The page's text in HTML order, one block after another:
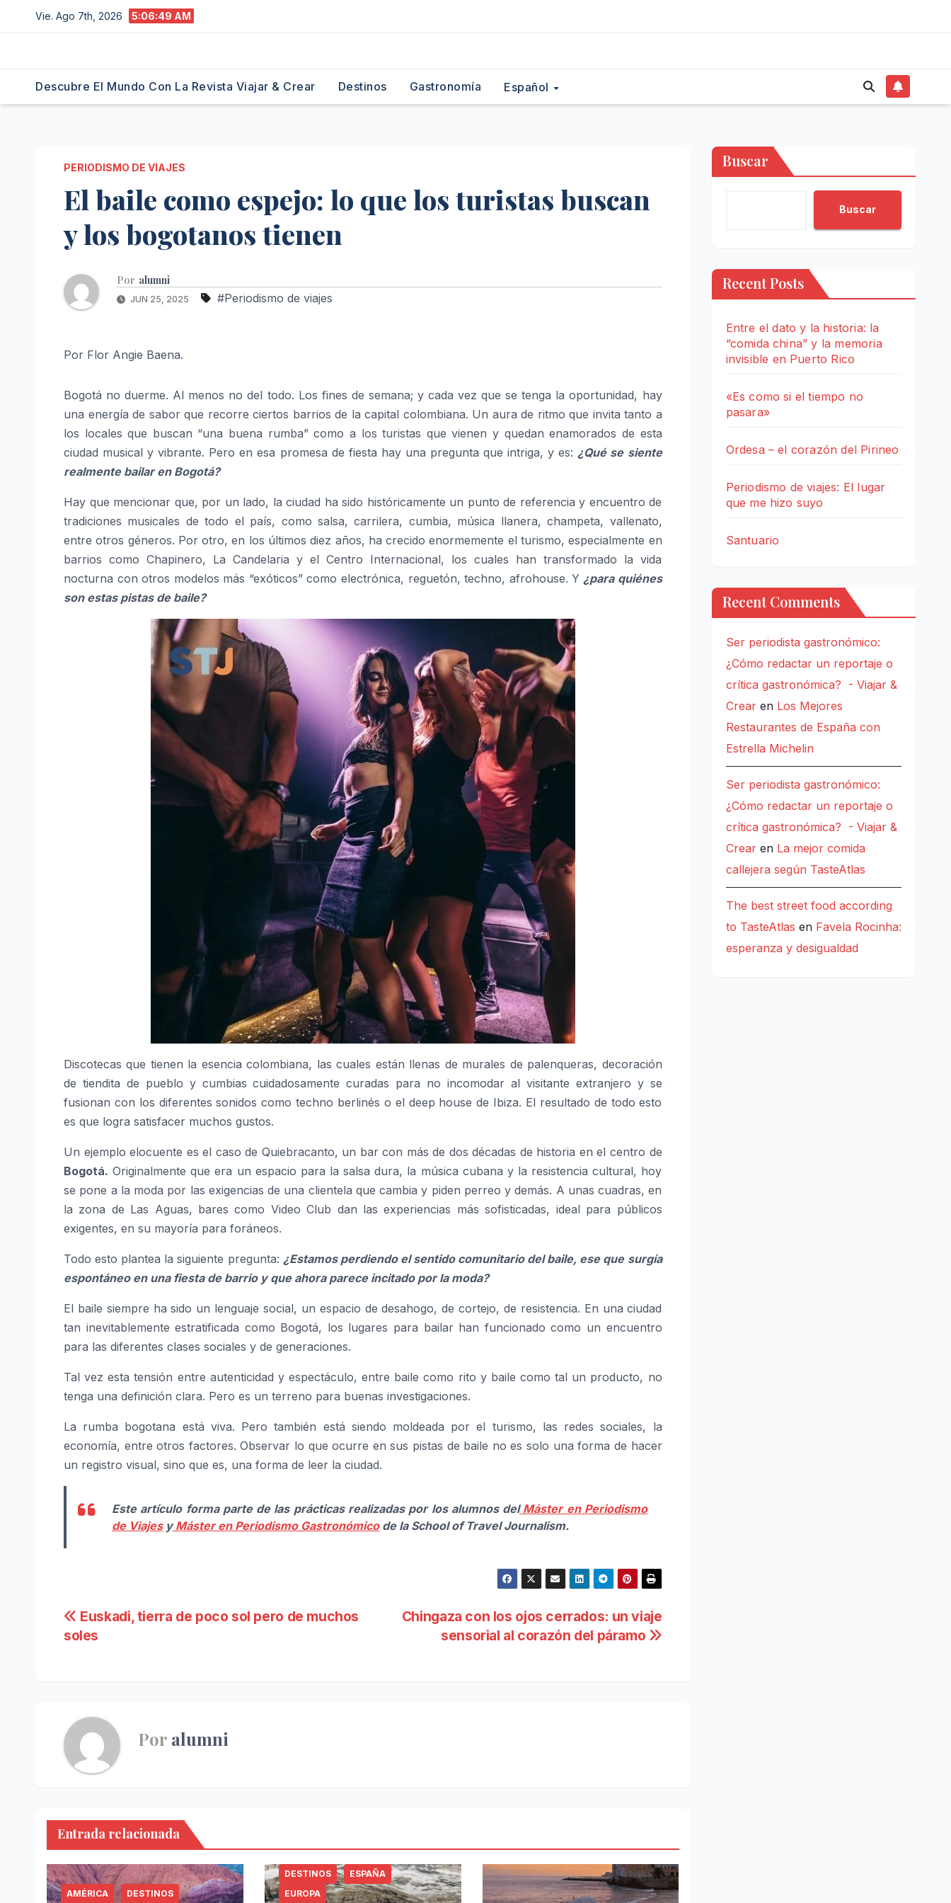
al
Vie. Ago 7th, 2026 5:06:50 AM
Descubre El Mundo Con La Revista Viajar & Crear Destinos Gastronomía Español
PERIODISMO DE VIAJES
El baile como espejo: lo que los turistas buscan
y los bogotanos tienen
Por alumni
JUN 25, 2025 #Periodismo de viajes
Por Flor Angie Baena.
Bogotá no duerme. Al menos no del todo. Los fines de semana; y cada vez que se tenga la oportunidad, hay
una energía de sabor que recorre ciertos barrios de la capital colombiana. Un aura de ritmo que invita tanto a
los locales que buscan “una buena rumba” como a los turistas que vienen y quedan enamorados de esta
ciudad musical y vibrante. Pero en esa promesa de fiesta hay una pregunta que intriga, y es: ¿Qué se siente
realmente bailar en Bogotá?
Hay que mencionar que, por un lado, la ciudad ha sido históricamente un punto de referencia y encuentro de
tradiciones musicales de todo el país, como salsa, carrilera, cumbia, música llanera, champeta, vallenato,
entre otros géneros. Por otro, en los últimos diez años, ha crecido enormemente el turismo, especialmente en
barrios como Chapinero, La Candelaria y el Centro Internacional, los cuales han transformado la vida
nocturna con otros modelos más “exóticos” como electrónica, reguetón, techno, afrohouse. Y ¿para quiénes
son estas pistas de baile?
Discotecas que tienen la esencia colombiana, las cuales están llenas de murales de palenqueras, decoración
de tiendita de pueblo y cumbias cuidadosamente curadas para no incomodar al visitante extranjero y se
fusionan con los diferentes sonidos como techno berlinés o el deep house de Ibiza. El resultado de todo esto
es que logra satisfacer muchos gustos.
Un ejemplo elocuente es el caso de Quiebracanto, un bar con más de dos décadas de historia en el centro de
Bogotá. Originalmente que era un espacio para la salsa dura, la música cubana y la resistencia cultural, hoy
se pone a la moda por las exigencias de una clientela que cambia y piden perreo y demás. A unas cuadras, en
la zona de Las Aguas, bares como Video Club dan las experiencias más sofisticadas, ideal para públicos
exigentes, en su mayoría para foráneos.
Todo esto plantea la siguiente pregunta: ¿Estamos perdiendo el sentido comunitario del baile, ese que surgía
espontáneo en una fiesta de barrio y que ahora parece incitado por la moda?
El baile siempre ha sido un lenguaje social, un espacio de desahogo, de cortejo, de resistencia. En una ciudad
tan inevitablemente estratificada como Bogotá, los lugares para bailar han funcionado como un encuentro
para las diferentes clases sociales y de generaciones.
Tal vez esta tensión entre autenticidad y espectáculo, entre baile como rito y baile como tal un producto, no
tenga una definición clara. Pero es un terreno para buenas investigaciones.
La rumba bogotana está viva. Pero también está siendo moldeada por el turismo, las redes sociales, la
economía, entre otros factores. Observar lo que ocurre en sus pistas de baile no es solo una forma de hacer
un registro visual, sino que es, una forma de leer la ciudad.
Este artículo forma parte de las prácticas realizadas por los alumnos delMáster en Periodismo
de ViajesyMáster en Periodismo Gastronómicode la School of Travel Journalism.
Navegación
de
Chingaza con los ojos cerrados: un viaje
sensorial al corazón del páramo
Euskadi, tierra de poco sol pero de muchos
soles
Por alumni
Entrada relacionada
AMÉRICA DESTINOS
DESTINOS
ESPAÑA
EUROPA
Buscar
Buscar
Recent Posts
Entre el dato y la historia: la
“comida china” y la memoria
invisible en Puerto Rico
«Es como si el tiempo no
pasara»
Ordesa – el corazón del Pirineo
Periodismo de viajes: El lugar
que me hizo suyo
Santuario
Recent Comments
Ser periodista gastronómico:
¿Cómo redactar un reportaje o
crítica gastronómica? - Viajar &
Crearen Los Mejores
Restaurantes de España con
Estrella Michelin
Ser periodista gastronómico:
¿Cómo redactar un reportaje o
crítica gastronómica? - Viajar &
Crearen La mejor comida
callejera según TasteAtlas
The best street food according
to TasteAtlas en Favela Rocinha:
esperanza y desigualdad